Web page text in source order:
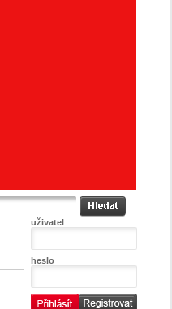
uživatel
heslo